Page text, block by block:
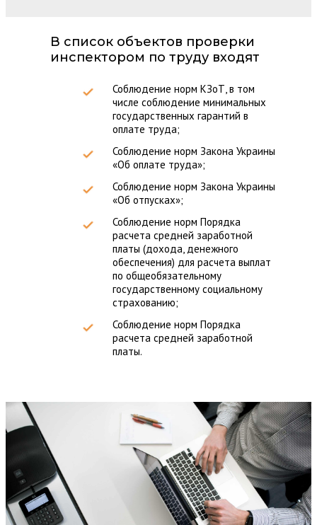
В список объектов проверки
инспектором по труду входят
Соблюдение норм КЗоТ, в том
числе соблюдение минимальных
государственных гарантий в
оплате труда;
Соблюдение норм Закона Украины
«Об оплате труда»;
Соблюдение норм Закона Украины
«Об отпусках»;
Соблюдение норм Порядка
расчета средней заработной
платы (дохода, денежного
обеспечения) для расчета выплат
по общеобязательному
государственному социальному
страхованию;
Соблюдение норм Порядка
расчета средней заработной
платы.